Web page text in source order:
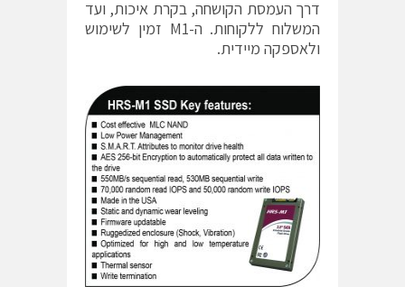
דרך העמסת הקושחה, בקרת איכות, ועד
המשלוח ללקוחות. ה-M1 זמין לשימוש
ולאספקה מיידית.